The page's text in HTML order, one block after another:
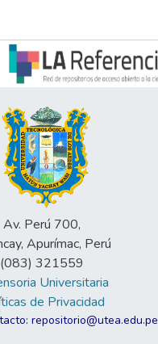
Av. Perú 700,
Apurímac, Perú
(083) 321559
Universitaria
de Privacidad
repositorio@utea.edu.pe